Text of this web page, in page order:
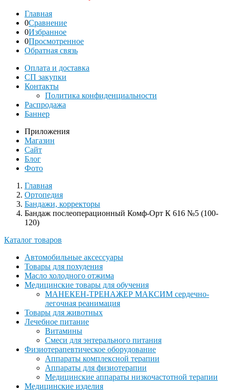
Главная
0Сравнение
0Избранное
0Просмотренное
Обратная связь
Оплата и доставка
СП закупки
Контакты
Политика конфиденциальности
Распродажа
Баннер
Приложения
Магазин
Сайт
Блог
Фото
Главная
Ортопедия
Бандажи, корректоры
Бандаж послеоперационный Комф-Орт К 616 №5 (100-
120)
Каталог товаров
Автомобильные аксессуары
Товары для похудения
Масло холодного отжима
Медицинские товары для обучения
МАНЕКЕН-ТРЕНАЖЕР МАКСИМ сердечно-
легочная реанимация
Товары для животных
Лечебное питание
Витамины
Смеси для энтерального питания
Физиотерапевтическое оборудование
Аппараты комплексной терапии
Аппараты для физиотерапии
Медицинские аппараты низкочастотной терапии
Медицинские изделия